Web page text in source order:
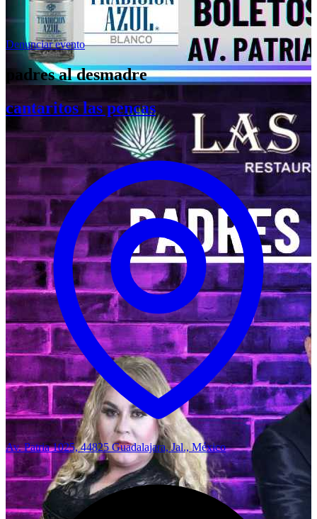
Denunciar evento
padres al desmadre
cantaritos las pencas
Av. Patria 1025, 44825 Guadalajara, Jal., México